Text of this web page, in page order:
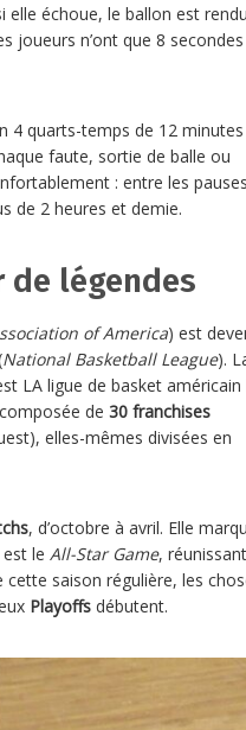
elle échoue, le ballon est
joueurs n’ont que 8
4 quarts-temps de 12 minutes
faute, sortie de balle ou
: entre les
de 2 heures et demie.
de légendes
of America) est
National Basketball League).
LA ligue de basket américain
de 30 franchises
elles-mêmes divisées en
, d’octobre à avril. Elle
le All-Star Game,
cette saison régulière, les
Playoffs débutent.